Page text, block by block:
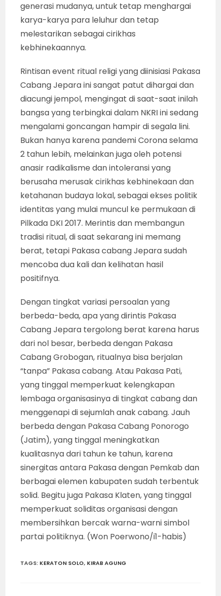
generasi mudanya, untuk tetap menghargai
karya-karya para leluhur dan tetap
melestarikan sebagai cirikhas
kebhinekaannya.
Rintisan event ritual religi yang diinisiasi Pakasa
Cabang Jepara ini sangat patut dihargai dan
diacungi jempol, mengingat di saat-saat inilah
bangsa yang terbingkai dalam NKRI ini sedang
mengalami goncangan hampir di segala lini.
Bukan hanya karena pandemi Corona selama
2 tahun lebih, melainkan juga oleh potensi
anasir radikalisme dan intoleransi yang
berusaha merusak cirikhas kebhinekaan dan
ketahanan budaya lokal, sebagai ekses politik
identitas yang mulai muncul ke permukaan di
Pilkada DKI 2017. Merintis dan membangun
tradisi ritual, di saat sekarang ini memang
berat, tetapi Pakasa cabang Jepara sudah
mencoba dua kali dan kelihatan hasil
positifnya.
Dengan tingkat variasi persoalan yang
berbeda-beda, apa yang dirintis Pakasa
Cabang Jepara tergolong berat karena harus
dari nol besar, berbeda dengan Pakasa
Cabang Grobogan, ritualnya bisa berjalan
“tanpa” Pakasa cabang. Atau Pakasa Pati,
yang tinggal memperkuat kelengkapan
lembaga organisasinya di tingkat cabang dan
menggenapi di sejumlah anak cabang. Jauh
berbeda dengan Pakasa Cabang Ponorogo
(Jatim), yang tinggal meningkatkan
kualitasnya dari tahun ke tahun, karena
sinergitas antara Pakasa dengan Pemkab dan
berbagai elemen kabupaten sudah terbentuk
solid. Begitu juga Pakasa Klaten, yang tinggal
memperkuat soliditas organisasi dengan
membersihkan bercak warna-warni simbol
partai politiknya. (Won Poerwono/i1-habis)
TAGS: KERATON SOLO, KIRAB AGUNG